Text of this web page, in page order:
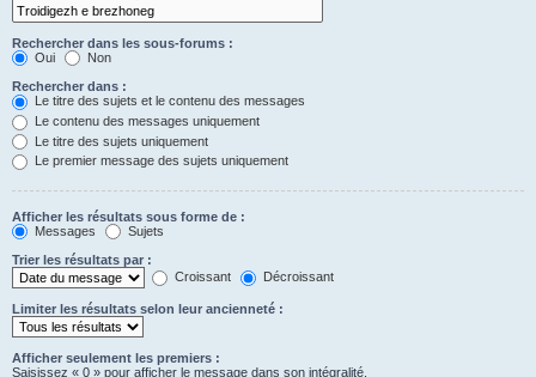
Rechercher dans les sous-forums :
Oui
Non
Rechercher dans :
Le titre des sujets et le contenu des messages
Le contenu des messages uniquement
Le titre des sujets uniquement
Le premier message des sujets uniquement
Afficher les résultats sous forme de :
Messages
Sujets
Trier les résultats par :
Croissant
Décroissant
Limiter les résultats selon leur ancienneté :
Afficher seulement les premiers :
Saisissez « 0 » pour afficher le message dans son intégralité.